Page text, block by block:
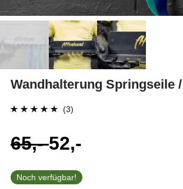
Wandhalterung Springseile
5.00von 5,
basierend auf
Kundenbewertung
(3)
65,-
Ursprünglicher
65,-
52,-
Aktueller
52,- .
Noch verfügbar!